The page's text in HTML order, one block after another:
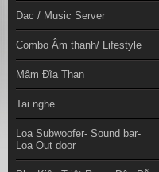
Dac / Music Server
Combo Âm thanh/ Lifestyle
Mâm Đĩa Than
Tai nghe
Loa Subwoofer- Sound bar-
Loa Out door